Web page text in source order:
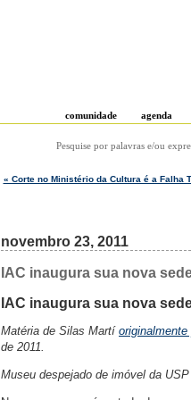
comunidade agenda
Pesquise por palavras e/ou
« Corte no Ministério da Cultura é a Falha
novembro 23, 2011
IAC inaugura sua nova
IAC inaugura sua nova
Matéria de Silas Martí originalmente
de 2011.
Museu despejado de imóvel da